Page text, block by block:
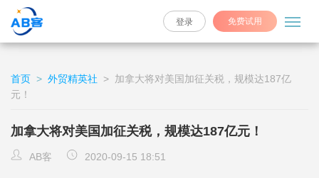
免费试用
登录
首页 > 外贸精英社 > 加拿大将对美国加征关税，规模达187亿
元！
加拿大将对美国加征关税，规模达187亿元！
AB客 2020-09-15 18:51